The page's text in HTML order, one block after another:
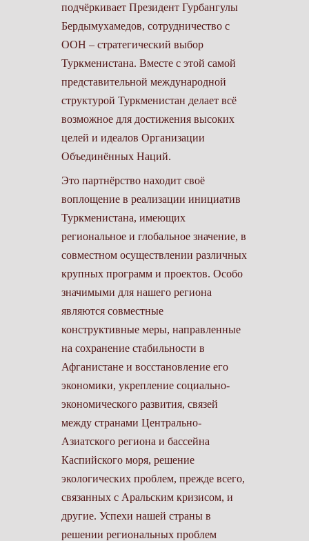
подчёркивает Президент Гурбангулы
Бердымухамедов, сотрудничество с
ООН – стратегический выбор
Туркменистана. Вместе с этой самой
представительной международной
структурой Туркменистан делает всё
возможное для достижения высоких
целей и идеалов Организации
Объединённых Наций.
Это партнёрство находит своё
воплощение в реализации инициатив
Туркменистана, имеющих
региональное и глобальное значение, в
совместном осуществлении различных
крупных программ и проектов. Особо
значимыми для нашего региона
являются совместные
конструктивные меры, направленные
на сохранение стабильности в
Афганистане и восстановление его
экономики, укрепление социально-
экономического развития, связей
между странами Центрально-
Азиатского региона и бассейна
Каспийского моря, решение
экологических проблем, прежде всего,
связанных с Аральским кризисом, и
другие. Успехи нашей страны в
решении региональных проблем